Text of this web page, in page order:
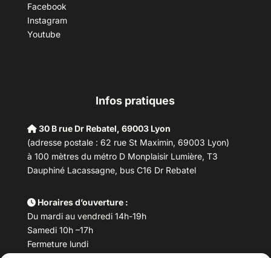
Facebook
Instagram
Youtube
Infos pratiques
30 B rue Dr Rebatel, 69003 Lyon
(adresse postale : 62 rue St Maximin, 69003 Lyon)
à 100 mètres du métro D Monplaisir Lumière, T3
Dauphiné Lacassagne, bus C16 Dr Rebatel
Horaires d’ouverture :
Du mardi au vendredi 14h-19h
Samedi 10h –17h
Fermeture lundi